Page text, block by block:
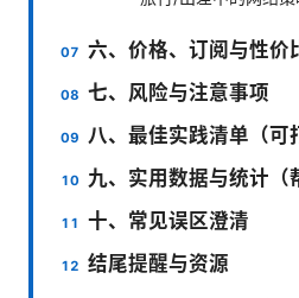
六、价格、订阅与性价
七、风险与注意事项
八、最佳实践清单（可
九、实用数据与统计（
十、常见误区澄清
结尾提醒与资源